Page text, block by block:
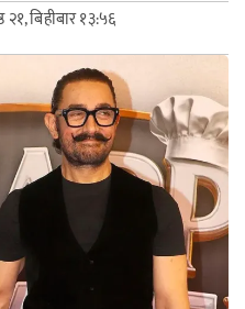
२१, बिहीबार १३:५६